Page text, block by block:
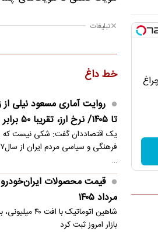
گران‌تر؟
ماجرای افتتاح مخفیانه
عقبگرد رامین رضاییان؛ او
قیمت روز خودرو | جدول
قیمت طلا امروز یکشنبه ۱۸ مرداد ۱۴۰۵
اسکورت نفتکش‌ها را برای
تبلیغات
خط داغ
تا ۱۴۰۵/ نرخ ارز، تقریبا ۵۰ برابر شده
یک اقتصاددان گفت: شکی نیست که
…
مرداد ۱۴۰۵
شاهین
بازار امروز ثبت کرد